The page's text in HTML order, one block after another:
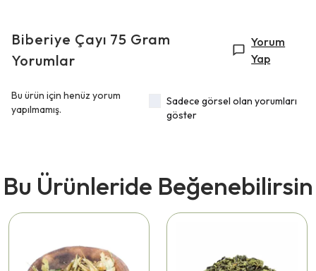
Biberiye Çayı 75 Gram
Yorumlar
Yorum
Yap
Bu ürün için henüz yorum
yapılmamış.
Sadece görsel olan yorumları
göster
Bu Ürünleride Beğenebilirsin